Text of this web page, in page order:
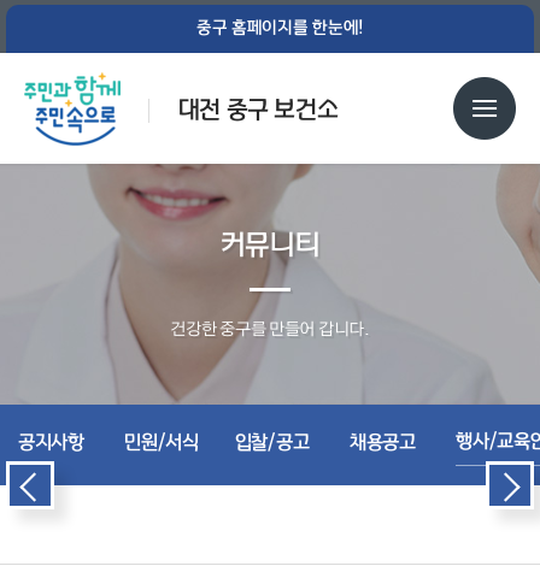
중구 홈페이지를 한눈에!
대전 중구 보건소
커뮤니티
건강한 중구를 만들어 갑니다.
공지사항 민원/서식 입찰/공고 채용공고 행사/교육